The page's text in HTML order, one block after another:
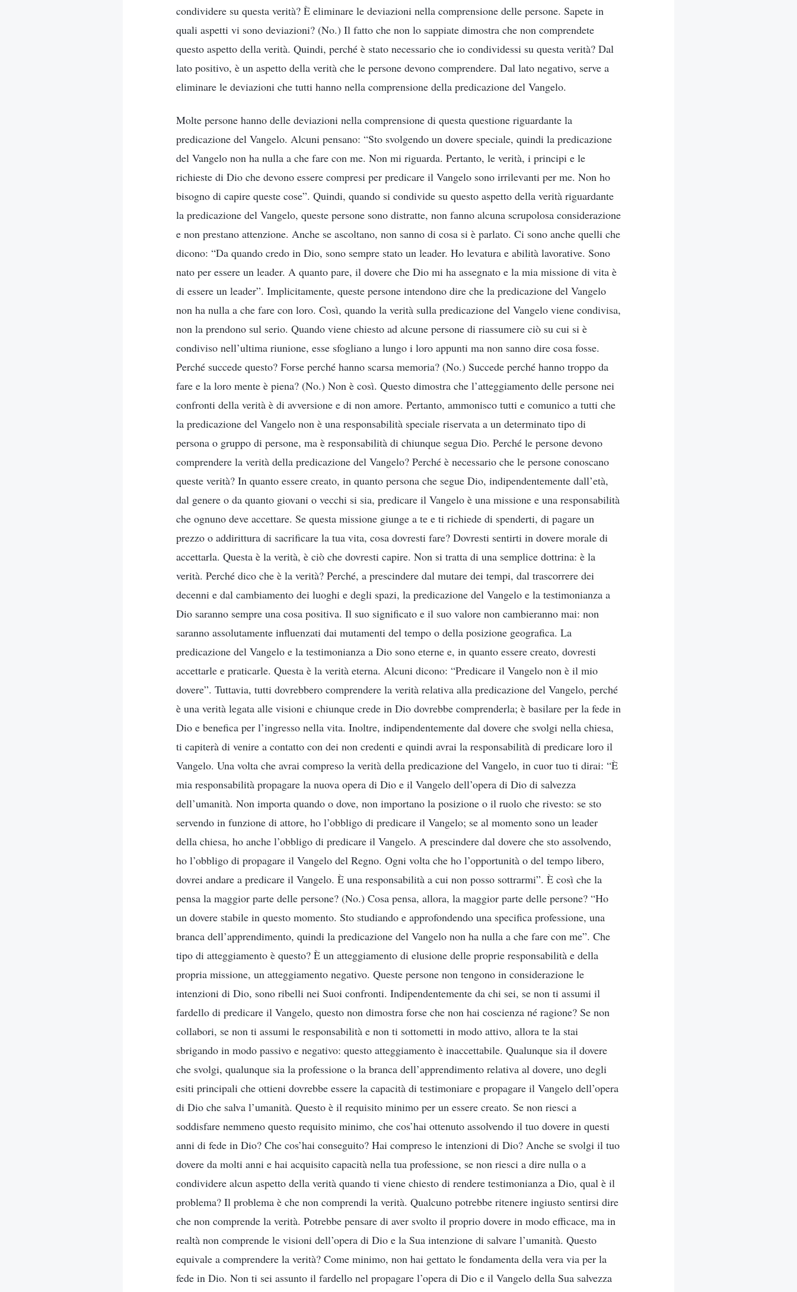
condividere su questa verità? È eliminare le deviazioni nella comprensione delle persone. Sapete in
quali aspetti vi sono deviazioni? (No.) Il fatto che non lo sappiate dimostra che non comprendete
questo aspetto della verità. Quindi, perché è stato necessario che io condividessi su questa verità? Dal
lato positivo, è un aspetto della verità che le persone devono comprendere. Dal lato negativo, serve a
eliminare le deviazioni che tutti hanno nella comprensione della predicazione del Vangelo.
Molte persone hanno delle deviazioni nella comprensione di questa questione riguardante la
predicazione del Vangelo. Alcuni pensano: “Sto svolgendo un dovere speciale, quindi la predicazione
del Vangelo non ha nulla a che fare con me. Non mi riguarda. Pertanto, le verità, i principi e le
richieste di Dio che devono essere compresi per predicare il Vangelo sono irrilevanti per me. Non ho
bisogno di capire queste cose”. Quindi, quando si condivide su questo aspetto della verità riguardante
la predicazione del Vangelo, queste persone sono distratte, non fanno alcuna scrupolosa considerazione
e non prestano attenzione. Anche se ascoltano, non sanno di cosa si è parlato. Ci sono anche quelli che
dicono: “Da quando credo in Dio, sono sempre stato un leader. Ho levatura e abilità lavorative. Sono
nato per essere un leader. A quanto pare, il dovere che Dio mi ha assegnato e la mia missione di vita è
di essere un leader”. Implicitamente, queste persone intendono dire che la predicazione del Vangelo
non ha nulla a che fare con loro. Così, quando la verità sulla predicazione del Vangelo viene condivisa,
non la prendono sul serio. Quando viene chiesto ad alcune persone di riassumere ciò su cui si è
condiviso nell’ultima riunione, esse sfogliano a lungo i loro appunti ma non sanno dire cosa fosse.
Perché succede questo? Forse perché hanno scarsa memoria? (No.) Succede perché hanno troppo da
fare e la loro mente è piena? (No.) Non è così. Questo dimostra che l’atteggiamento delle persone nei
confronti della verità è di avversione e di non amore. Pertanto, ammonisco tutti e comunico a tutti che
la predicazione del Vangelo non è una responsabilità speciale riservata a un determinato tipo di
persona o gruppo di persone, ma è responsabilità di chiunque segua Dio. Perché le persone devono
comprendere la verità della predicazione del Vangelo? Perché è necessario che le persone conoscano
queste verità? In quanto essere creato, in quanto persona che segue Dio, indipendentemente dall’età,
dal genere o da quanto giovani o vecchi si sia, predicare il Vangelo è una missione e una responsabilità
che ognuno deve accettare. Se questa missione giunge a te e ti richiede di spenderti, di pagare un
prezzo o addirittura di sacrificare la tua vita, cosa dovresti fare? Dovresti sentirti in dovere morale di
accettarla. Questa è la verità, è ciò che dovresti capire. Non si tratta di una semplice dottrina: è la
verità. Perché dico che è la verità? Perché, a prescindere dal mutare dei tempi, dal trascorrere dei
decenni e dal cambiamento dei luoghi e degli spazi, la predicazione del Vangelo e la testimonianza a
Dio saranno sempre una cosa positiva. Il suo significato e il suo valore non cambieranno mai: non
saranno assolutamente influenzati dai mutamenti del tempo o della posizione geografica. La
predicazione del Vangelo e la testimonianza a Dio sono eterne e, in quanto essere creato, dovresti
accettarle e praticarle. Questa è la verità eterna. Alcuni dicono: “Predicare il Vangelo non è il mio
dovere”. Tuttavia, tutti dovrebbero comprendere la verità relativa alla predicazione del Vangelo, perché
è una verità legata alle visioni e chiunque crede in Dio dovrebbe comprenderla; è basilare per la fede in
Dio e benefica per l’ingresso nella vita. Inoltre, indipendentemente dal dovere che svolgi nella chiesa,
ti capiterà di venire a contatto con dei non credenti e quindi avrai la responsabilità di predicare loro il
Vangelo. Una volta che avrai compreso la verità della predicazione del Vangelo, in cuor tuo ti dirai: “È
mia responsabilità propagare la nuova opera di Dio e il Vangelo dell’opera di Dio di salvezza
dell’umanità. Non importa quando o dove, non importano la posizione o il ruolo che rivesto: se sto
servendo in funzione di attore, ho l’obbligo di predicare il Vangelo; se al momento sono un leader
della chiesa, ho anche l’obbligo di predicare il Vangelo. A prescindere dal dovere che sto assolvendo,
ho l’obbligo di propagare il Vangelo del Regno. Ogni volta che ho l’opportunità o del tempo libero,
dovrei andare a predicare il Vangelo. È una responsabilità a cui non posso sottrarmi”. È così che la
pensa la maggior parte delle persone? (No.) Cosa pensa, allora, la maggior parte delle persone? “Ho
un dovere stabile in questo momento. Sto studiando e approfondendo una specifica professione, una
branca dell’apprendimento, quindi la predicazione del Vangelo non ha nulla a che fare con me”. Che
tipo di atteggiamento è questo? È un atteggiamento di elusione delle proprie responsabilità e della
propria missione, un atteggiamento negativo. Queste persone non tengono in considerazione le
intenzioni di Dio, sono ribelli nei Suoi confronti. Indipendentemente da chi sei, se non ti assumi il
fardello di predicare il Vangelo, questo non dimostra forse che non hai coscienza né ragione? Se non
collabori, se non ti assumi le responsabilità e non ti sottometti in modo attivo, allora te la stai
sbrigando in modo passivo e negativo: questo atteggiamento è inaccettabile. Qualunque sia il dovere
che svolgi, qualunque sia la professione o la branca dell’apprendimento relativa al dovere, uno degli
esiti principali che ottieni dovrebbe essere la capacità di testimoniare e propagare il Vangelo dell’opera
di Dio che salva l’umanità. Questo è il requisito minimo per un essere creato. Se non riesci a
soddisfare nemmeno questo requisito minimo, che cos’hai ottenuto assolvendo il tuo dovere in questi
anni di fede in Dio? Che cos’hai conseguito? Hai compreso le intenzioni di Dio? Anche se svolgi il tuo
dovere da molti anni e hai acquisito capacità nella tua professione, se non riesci a dire nulla o a
condividere alcun aspetto della verità quando ti viene chiesto di rendere testimonianza a Dio, qual è il
problema? Il problema è che non comprendi la verità. Qualcuno potrebbe ritenere ingiusto sentirsi dire
che non comprende la verità. Potrebbe pensare di aver svolto il proprio dovere in modo efficace, ma in
realtà non comprende le visioni dell’opera di Dio e la Sua intenzione di salvare l’umanità. Questo
equivale a comprendere la verità? Come minimo, non hai gettato le fondamenta della vera via per la
fede in Dio. Non ti sei assunto il fardello nel propagare l’opera di Dio e il Vangelo della Sua salvezza